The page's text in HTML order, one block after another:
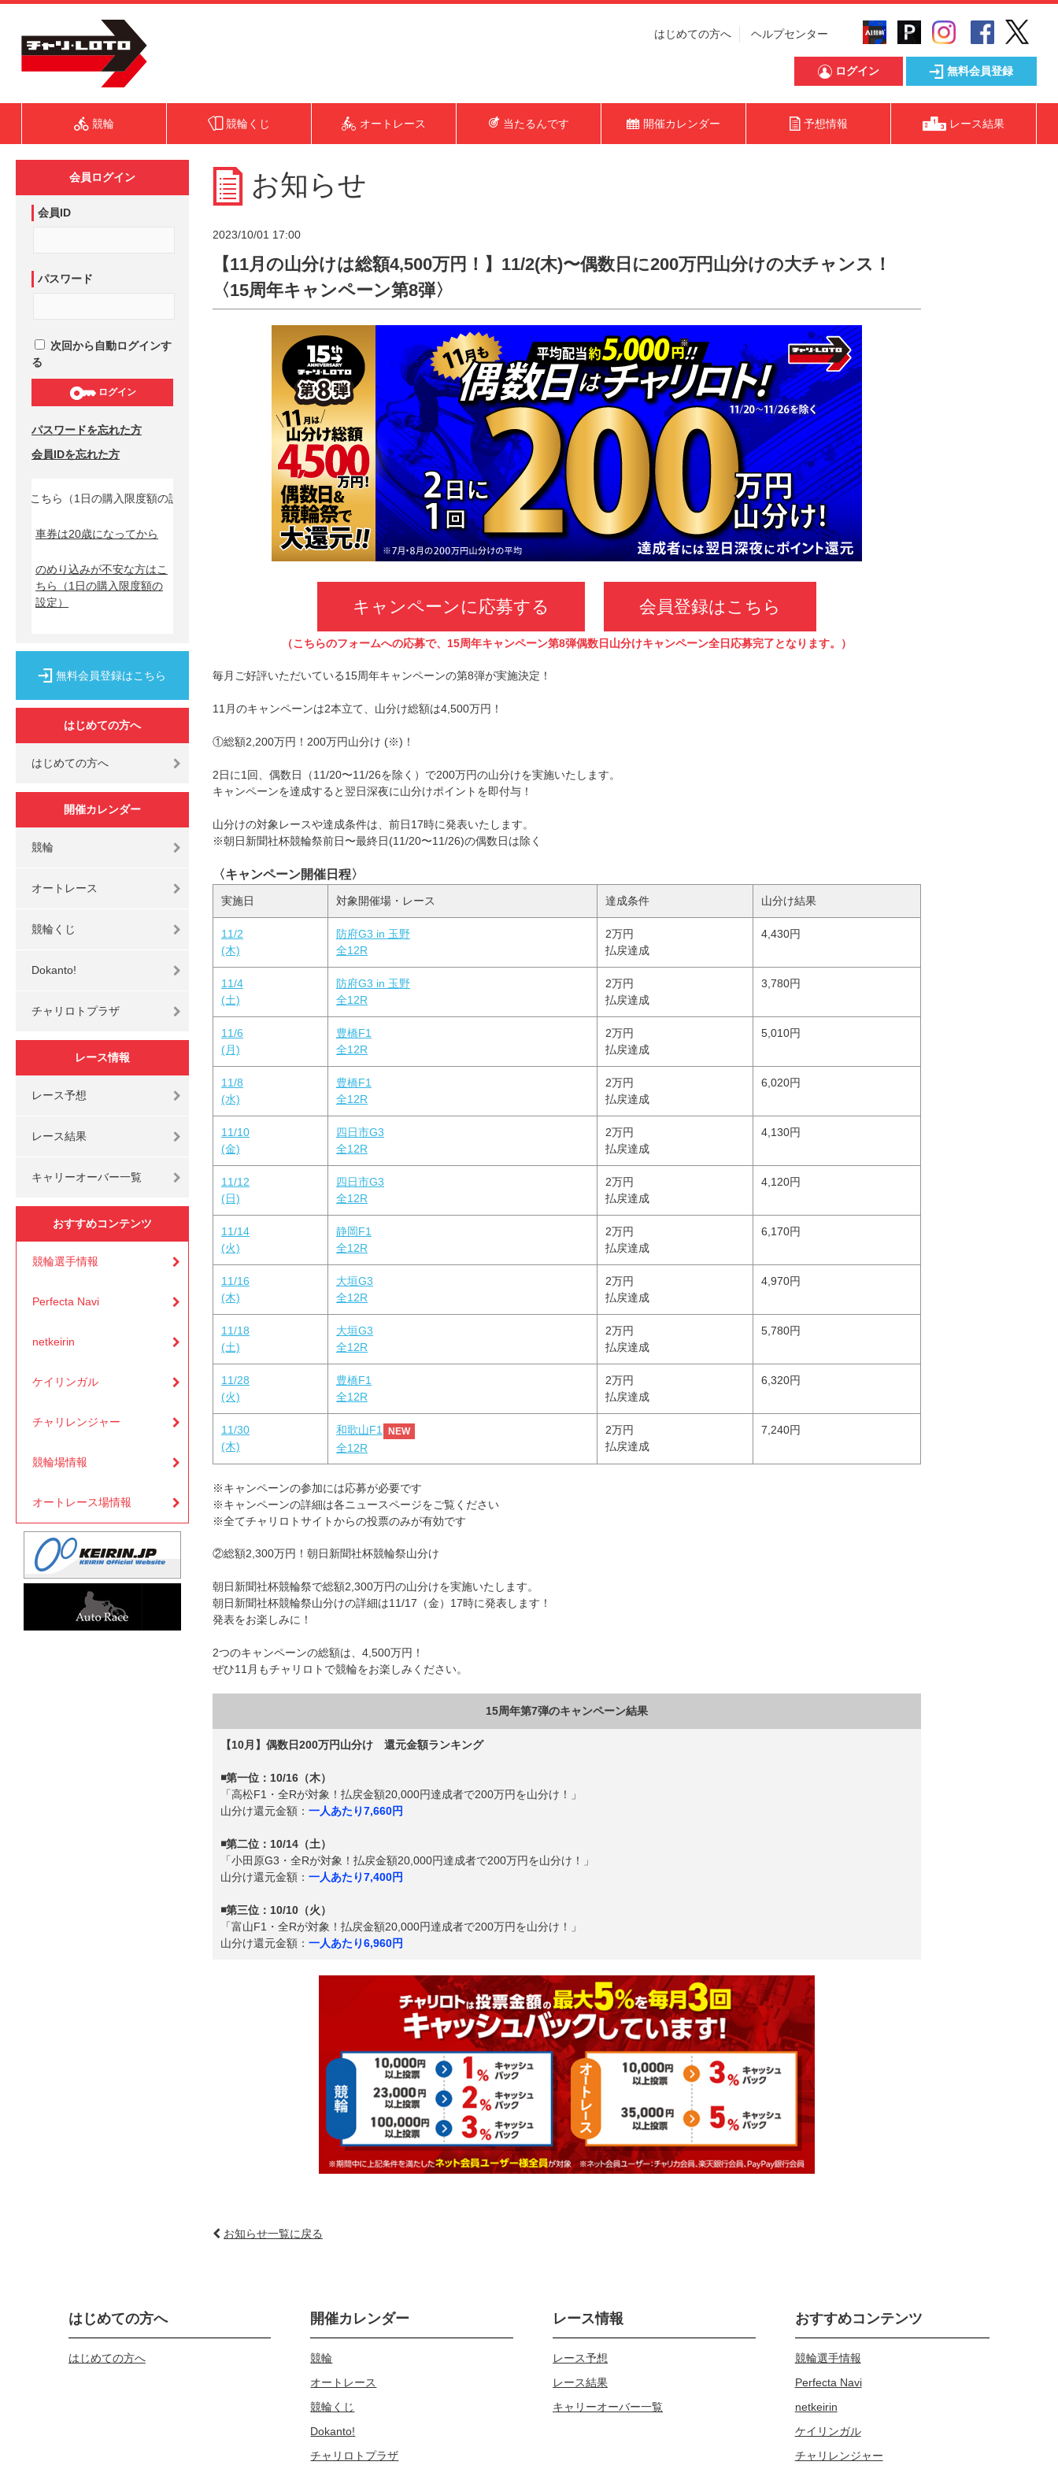
はじめての方へ ヘルプセンター
ログイン 無料会員登録
競輪 競輪くじ オートレース 当たるんです 開催カレンダー 予想情報 レース結果
会員ログイン
会員ID
パスワード
次回から自動ログインす
る
ログイン
パスワードを忘れた方
会員IDを忘れた方
ら（1日の購入限度額の設定）↓
車券は20歳になってから
のめり込みが不安な方はこ
ちら
（1日の購入限度額の
設定）
無料会員登録はこちら
はじめての方へ
はじめての方へ
開催カレンダー
競輪
オートレース
競輪くじ
Dokanto!
チャリロトプラザ
レース情報
レース予想
レース結果
キャリーオーバー一覧
おすすめコンテンツ
競輪選手情報
Perfecta Navi
netkeirin
ケイリンガル
チャリレンジャー
競輪場情報
オートレース場情報
お知らせ
2023/10/01 17:00
【11月の山分けは総額4,500万円！】11/2(木)〜偶数日に200万円山分けの大チャンス！
〈15周年キャンペーン第8弾〉
キャンペーンに応募する 会員登録はこちら
（こちらのフォームへの応募で、15周年キャンペーン第8弾偶数日山分けキャンペーン全日応募完了となります。）
毎月ご好評いただいている15周年キャンペーンの第8弾が実施決定！
11月のキャンペーンは2本立て、山分け総額は4,500万円！
①総額2,200万円！200万円山分け (※)！
2日に1回、偶数日（11/20〜11/26を除く）で200万円の山分けを実施いたします。
キャンペーンを達成すると翌日深夜に山分けポイントを即付与！
山分けの対象レースや達成条件は、前日17時に発表いたします。
※朝日新聞社杯競輪祭前日〜最終日(11/20〜11/26)の偶数日は除く
〈キャンペーン開催日程〉
実施日 対象開催場・レース 達成条件 山分け結果
11/2
(木)
防府G3 in 玉野
全12R
2万円
払戻達成
4,430円
11/4
(土)
防府G3 in 玉野
全12R
2万円
払戻達成
3,780円
11/6
(月)
豊橋F1
全12R
2万円
払戻達成
5,010円
11/8
(水)
豊橋F1
全12R
2万円
払戻達成
6,020円
11/10
(金)
四日市G3
全12R
2万円
払戻達成
4,130円
11/12
(日)
四日市G3
全12R
2万円
払戻達成
4,120円
11/14
(火)
静岡F1
全12R
2万円
払戻達成
6,170円
11/16
(木)
大垣G3
全12R
2万円
払戻達成
4,970円
11/18
(土)
大垣G3
全12R
2万円
払戻達成
5,780円
11/28
(火)
豊橋F1
全12R
2万円
払戻達成
6,320円
11/30
(木)
和歌山F1 NEW
全12R
2万円
払戻達成
7,240円
※キャンペーンの参加には応募が必要です
※キャンペーンの詳細は各ニュースページをご覧ください
※全てチャリロトサイトからの投票のみが有効です
②総額2,300万円！朝日新聞社杯競輪祭山分け
朝日新聞社杯競輪祭で総額2,300万円の山分けを実施いたします。
朝日新聞社杯競輪祭山分けの詳細は11/17（金）17時に発表します！
発表をお楽しみに！
2つのキャンペーンの総額は、4,500万円！
ぜひ11月もチャリロトで競輪をお楽しみください。
15周年第7弾のキャンペーン結果
【10月】偶数日200万円山分け 還元金額ランキング
◾️第一位：10/16（木）
「高松F1・全Rが対象！払戻金額20,000円達成者で200万円を山分け！」
山分け還元金額： 一人あたり7,660円
◾️第二位：10/14（土）
「小田原G3・全Rが対象！払戻金額20,000円達成者で200万円を山分け！」
山分け還元金額： 一人あたり7,400円
◾️第三位：10/10（火）
「富山F1・全Rが対象！払戻金額20,000円達成者で200万円を山分け！」
山分け還元金額： 一人あたり6,960円
お知らせ一覧に戻る
はじめての方へ
はじめての方へ
開催カレンダー
競輪
オートレース
競輪くじ
Dokanto!
チャリロトプラザ
レース情報
レース予想
レース結果
キャリーオーバー一覧
おすすめコンテンツ
競輪選手情報
Perfecta Navi
netkeirin
ケイリンガル
チャリレンジャー